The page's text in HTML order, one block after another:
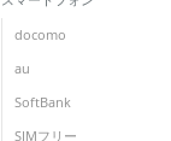
docomo
au
SoftBank
SIMフリー